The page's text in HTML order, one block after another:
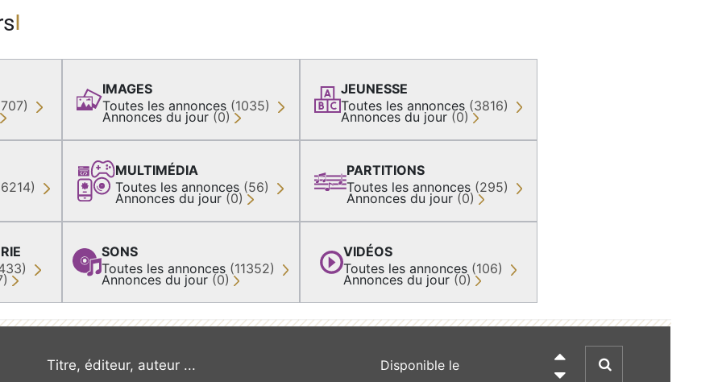
IMAGES
Toutes les annonces (1035)
Annonces du jour (0)
MULTIMÉDIA
Toutes les annonces (56)
Annonces du jour (0)
SONS
Toutes les annonces (11352)
Annonces du jour (0)
JEUNESSE
Toutes les annonces (3816)
Annonces du jour (0)
PARTITIONS
Toutes les annonces (295)
Annonces du jour (0)
VIDÉOS
Toutes les annonces (106)
Annonces du jour (0)
recherche par mot clé
